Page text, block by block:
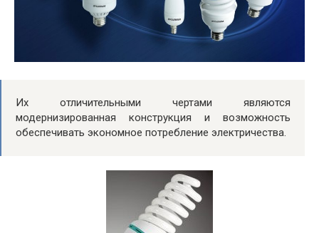
Их отличительными чертами являются
модернизированная конструкция и возможность
обеспечивать экономное потребление электричества.